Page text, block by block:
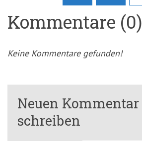
Kommentare (0)
Keine Kommentare gefunden!
Neuen Kommentar
schreiben